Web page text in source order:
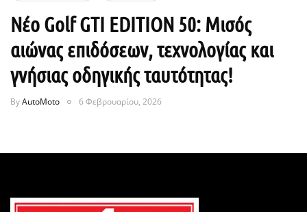
Νέο Golf GTI EDITION 50: Μισός
αιώνας επιδόσεων, τεχνολογίας και
γνήσιας οδηγικής ταυτότητας!
ByAutoMoto 6 Φεβρουαρίου, 2026